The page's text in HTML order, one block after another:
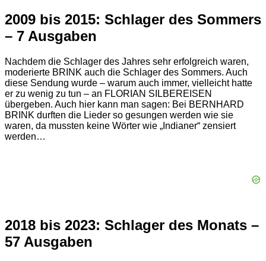
2009 bis 2015: Schlager des Sommers
– 7 Ausgaben
Nachdem die Schlager des Jahres sehr erfolgreich waren,
moderierte BRINK auch die Schlager des Sommers. Auch
diese Sendung wurde – warum auch immer, vielleicht hatte
er zu wenig zu tun – an FLORIAN SILBEREISEN
übergeben. Auch hier kann man sagen: Bei BERNHARD
BRINK durften die Lieder so gesungen werden wie sie
waren, da mussten keine Wörter wie „Indianer“ zensiert
werden…
2018 bis 2023: Schlager des Monats –
57 Ausgaben